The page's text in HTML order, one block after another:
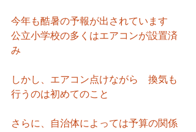
今年も酷暑の予報が出されています
公立小学校の多くはエアコンが設置済
み
しかし、エアコン点けながら　換気も
行うのは初めてのこと
さらに、自治体によっては予算の関係